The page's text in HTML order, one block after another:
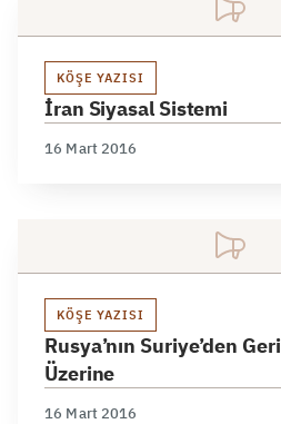
KÖŞE YAZISI
İran Siyasal Sistemi
16 Mart 2016
KÖŞE YAZISI
Rusya’nın Suriye’den
Üzerine
16 Mart 2016